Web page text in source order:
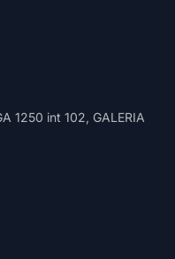
1250 int 102, GALERIA